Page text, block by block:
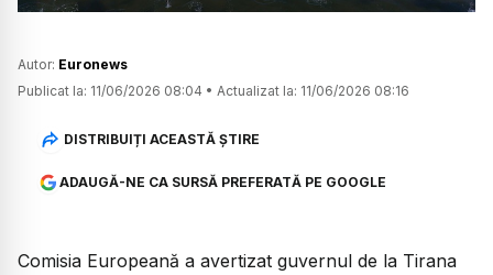
Autor: Euronews
Publicat la: 11/06/2026 08:04 • Actualizat la: 11/06/2026 08:16
DISTRIBUIȚI ACEASTĂ ȘTIRE
ADAUGĂ-NE CA SURSĂ PREFERATĂ PE GOOGLE
Comisia Europeană a avertizat guvernul de la Tirana